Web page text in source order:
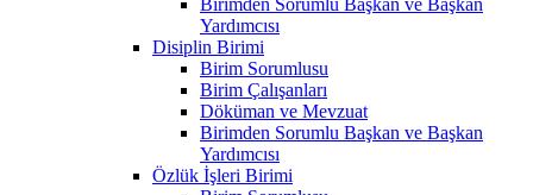
Yardımcısı
Disiplin Birimi
Birim Sorumlusu
Birim Çalışanları
Döküman ve Mevzuat
Birimden Sorumlu Başkan ve Başkan
Yardımcısı
Özlük İşleri Birimi